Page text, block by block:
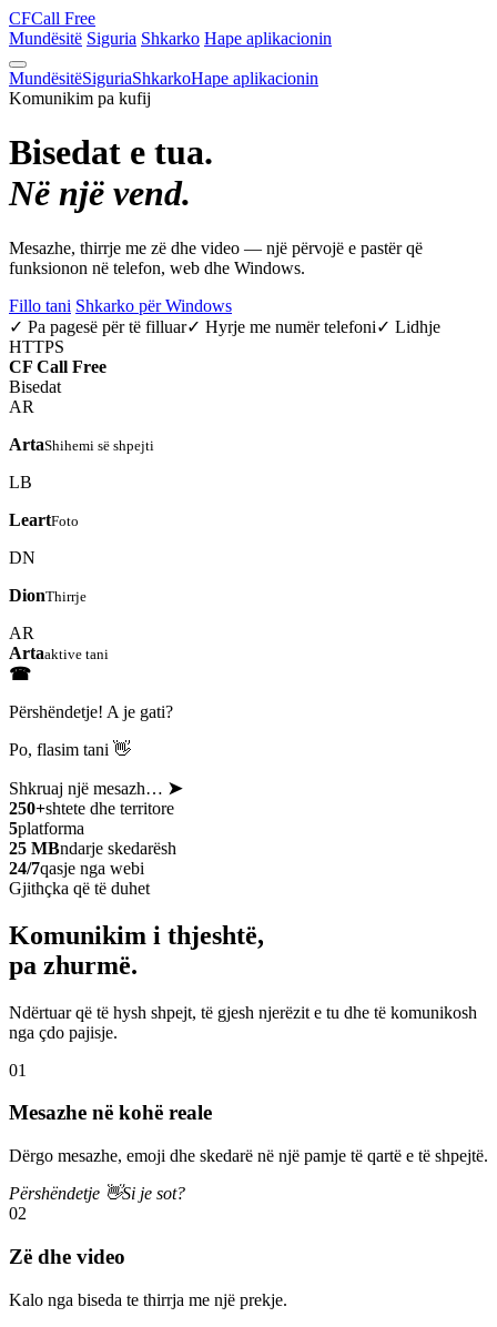
CFCall Free
Mundësitë Siguria Shkarko Hape aplikacionin
MundësitëSiguriaShkarkoHape aplikacionin
Komunikim pa kufij
Bisedat e tua.
Në një vend.
Mesazhe, thirrje me zë dhe video — një përvojë e pastër që
funksionon në telefon, web dhe Windows.
Fillo tani Shkarko për Windows
✓ Pa pagesë për të filluar✓ Hyrje me numër telefoni✓ Lidhje
HTTPS
CF Call Free
Bisedat
AR
ArtaShihemi së shpejti
LB
LeartFoto
DN
DionThirrje
AR
Artaaktive tani
☎
Përshëndetje! A je gati?
Po, flasim tani 👋
Shkruaj një mesazh… ➤
250+shtete dhe territore
5platforma
25 MBndarje skedarësh
24/7qasje nga webi
Gjithçka që të duhet
Komunikim i thjeshtë,
pa zhurmë.
Ndërtuar që të hysh shpejt, të gjesh njerëzit e tu dhe të komunikosh
nga çdo pajisje.
01
Mesazhe në kohë reale
Dërgo mesazhe, emoji dhe skedarë në një pamje të qartë e të shpejtë.
Përshëndetje 👋Si je sot?
02
Zë dhe video
Kalo nga biseda te thirrja me një prekje.